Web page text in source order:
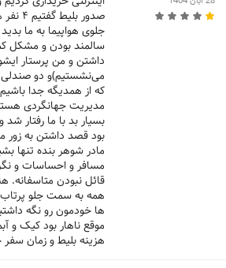
صدور
جلوی هواپیما به ما
سالمند بودن و مشکل
داشتن و من پرستار
می‌نشستیم)و دو صندلی
که از همدیگه جدا
مدیریت جهانگردی
بسیار بد با ما رفتار
بود قصد داشتن به زور
مادر شوهر بنده تنها
مسافر و احساسات و
قائل نبودن متاسفانه.
همه به سمت جلو
ها خودمون رو نگه
موقع ناهار بود کیک و
هزینه بلیط و زمان